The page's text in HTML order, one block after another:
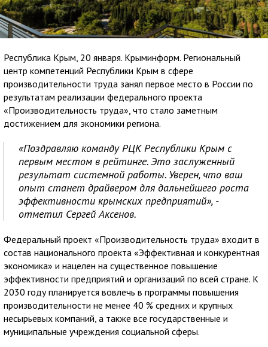
Республика Крым, 20 января. Крыминформ. Региональный
центр компетенций Республики Крым в сфере
производительности труда занял первое место в России по
результатам реализации федерального проекта
«Производительность труда», что стало заметным
достижением для экономики региона.
«Поздравляю команду РЦК Республики Крым с
первым местом в рейтинге. Это заслуженный
результат системной работы. Уверен, что ваш
опыт станет драйвером для дальнейшего роста
эффективности крымских предприятий», -
отметил Сергей Аксенов.
Федеральный проект «Производительность труда» входит в
состав национального проекта «Эффективная и конкурентная
экономика» и нацелен на существенное повышение
эффективности предприятий и организаций по всей стране. К
2030 году планируется вовлечь в программы повышения
производительности не менее 40 % средних и крупных
несырьевых компаний, а также все государственные и
муниципальные учреждения социальной сферы.